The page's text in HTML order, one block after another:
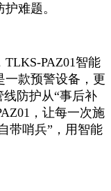
难题。
PAZ01智能
一款预警设备，更
防护从“事后补
，让每一次施
带哨兵”，用智能